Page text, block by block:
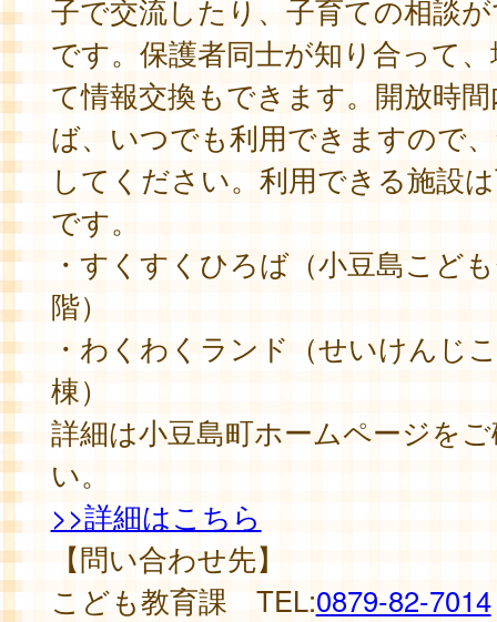
子で交流したり、子育ての相談
です。保護者同士が知り合って
て情報交換もできます。開放時
ば、いつでも利用できますので
してください。利用できる施設
です。
・すくすくひろば（小豆島こど
階）
・わくわくランド（せいけんじ
棟）
詳細は小豆島町ホームページを
い。
>>詳細はこちら
【問い合わせ先】
こども教育課 TEL:0879-82-7014